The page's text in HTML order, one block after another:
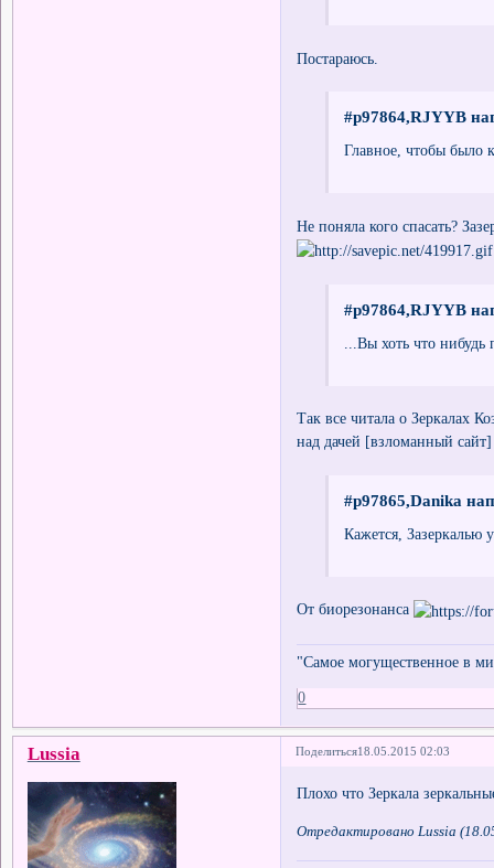
Постараюсь.
#p97864,RJYYB
Главное, чтобы было
Не поняла кого спасать?
#p97864,RJYYB
...Вы хоть что нибудь
Так все читала о Зеркалах
над дачей [взломанный сайт]
#p97865,Danika
Кажется, Зазеркалью
От биорезонанса
"Самое могущественное в
0
Поделиться18.05.2015 02:03
Lussia
Плохо что Зеркала
Отредактировано Lussia